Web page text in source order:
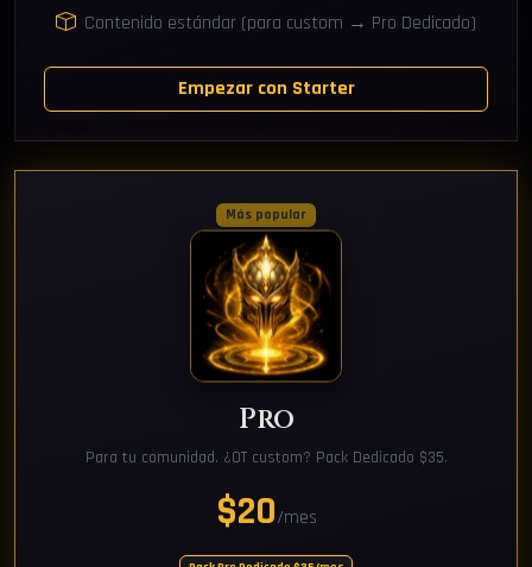
Contenido estándar (para custom → Pro Dedicado)
Empezar con Starter
Más popular
Pro
Para tu comunidad. ¿OT custom? Pack Dedicado $35.
$20/mes